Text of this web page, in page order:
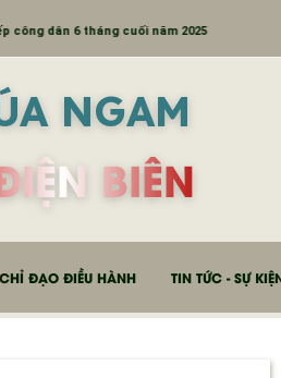
6 tháng cuối năm 2025
NGAM
BIÊN
CHỈ ĐẠO ĐIỀU HÀNH TIN TỨC - SỰ